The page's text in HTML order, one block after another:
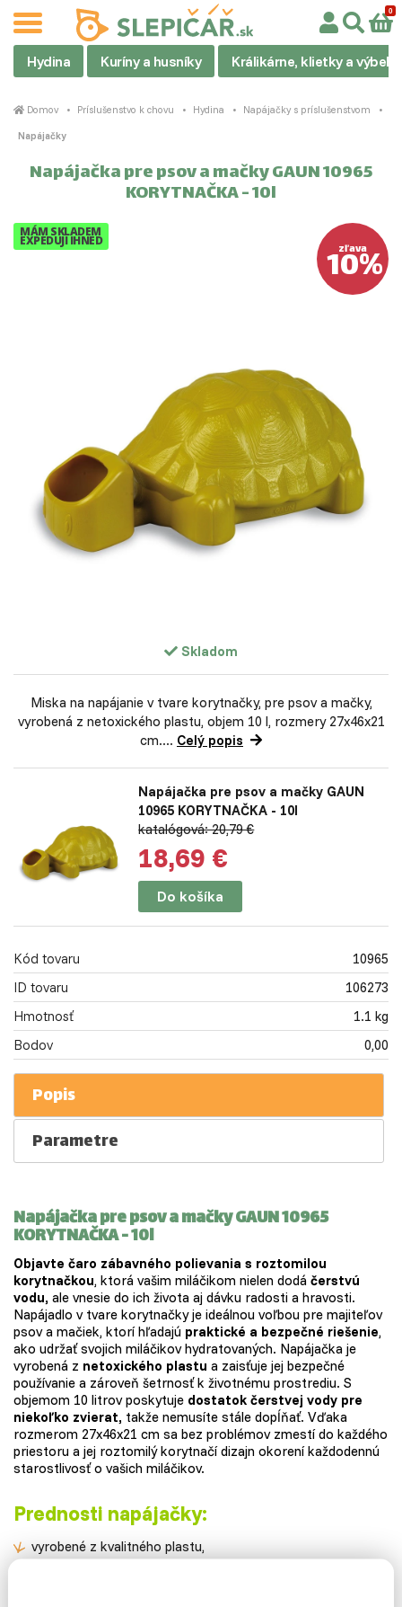
Hydina Kuríny a husníky Králikárne, klietky a výbehy
Domov Príslušenstvo k chovu Hydina Napájačky s príslušenstvom
Napájačky
Napájačka pre psov a mačky GAUN 10965
KORYTNAČKA - 10l
zľava
10%
MÁM SKLADEM
EXPEDUJI IHNED
Skladom
Miska na napájanie v tvare korytnačky, pre psov a mačky,
vyrobená z netoxického plastu, objem 10 l, rozmery 27x46x21
cm.... Celý popis
Napájačka pre psov a mačky GAUN
10965 KORYTNAČKA - 10l
katalógová: 20,79 €
18,69 €
Do košíka
Kód tovaru
10965
ID tovaru
106273
Hmotnosť
1.1 kg
Bodov
0,00
Popis
Parametre
Napájačka pre psov a mačky GAUN 10965
KORYTNAČKA - 10l
Objavte čaro zábavného polievania s roztomilou
korytnačkou, ktorá vašim miláčikom nielen dodá čerstvú
vodu, ale vnesie do ich života aj dávku radosti a hravosti.
Napájadlo v tvare korytnačky je ideálnou voľbou pre majiteľov
psov a mačiek, ktorí hľadajú praktické a bezpečné riešenie,
ako udržať svojich miláčikov hydratovaných. Napájačka je
vyrobená z netoxického plastu a zaisťuje jej bezpečné
používanie a zároveň šetrnosť k životnému prostrediu. S
objemom 10 litrov poskytuje dostatok čerstvej vody pre
niekoľko zvierat, takže nemusíte stále dopĺňať. Vďaka
rozmerom 27x46x21 cm sa bez problémov zmestí do každého
priestoru a jej roztomilý korytnačí dizajn okorení každodennú
starostlivosť o vašich miláčikov.
Prednosti napájačky:
vyrobené z kvalitného plastu,